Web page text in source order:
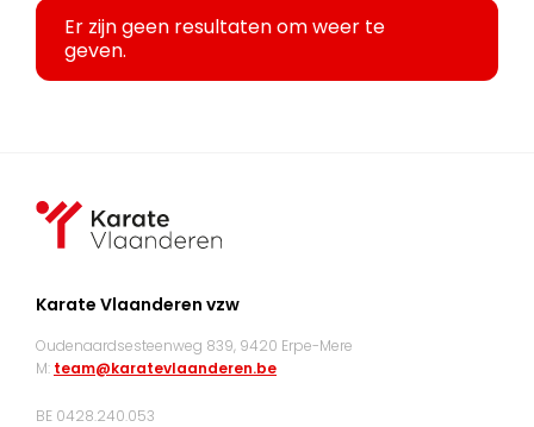
Er zijn geen resultaten om weer te
geven.
Karate Vlaanderen vzw
Oudenaardsesteenweg 839, 9420 Erpe-Mere
M: team@karatevlaanderen.be
BE 0428.240.053